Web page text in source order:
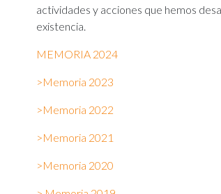
actividades y acciones que hemos
existencia.
MEMORIA 2024
>Memoria 2023
>Memoria 2022
>Memoria 2021
>Memoria 2020